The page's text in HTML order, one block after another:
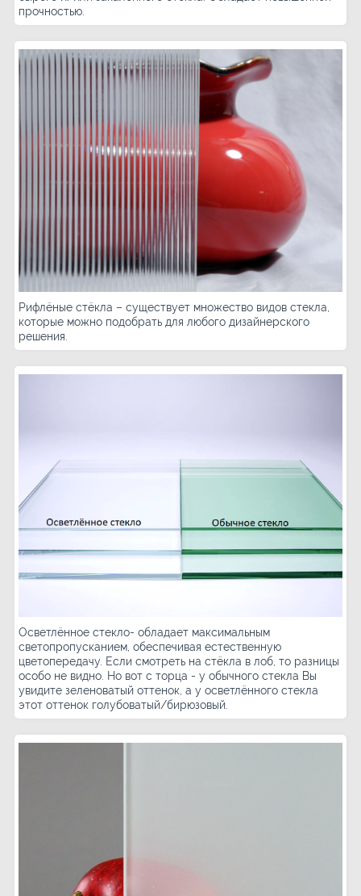
прочностью.
Рифлёные стёкла – существует множество видов стекла,
которые можно подобрать для любого дизайнерского
решения.
Осветлённое стекло- обладает максимальным
светопропусканием, обеспечивая естественную
цветопередачу. Если смотреть на стёкла в лоб, то разницы
особо не видно. Но вот с торца - у обычного стекла Вы
увидите зеленоватый оттенок, а у осветлённого стекла
этот оттенок голубоватый/бирюзовый.